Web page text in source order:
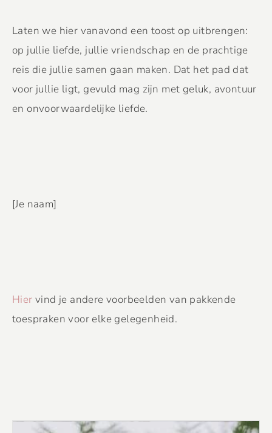
Laten we hier vanavond een toost op uitbrengen:
op jullie liefde, jullie vriendschap en de prachtige
reis die jullie samen gaan maken. Dat het pad dat
voor jullie ligt, gevuld mag zijn met geluk, avontuur
en onvoorwaardelijke liefde.
[Je naam]
Hier vind je andere voorbeelden van pakkende
toespraken voor elke gelegenheid.